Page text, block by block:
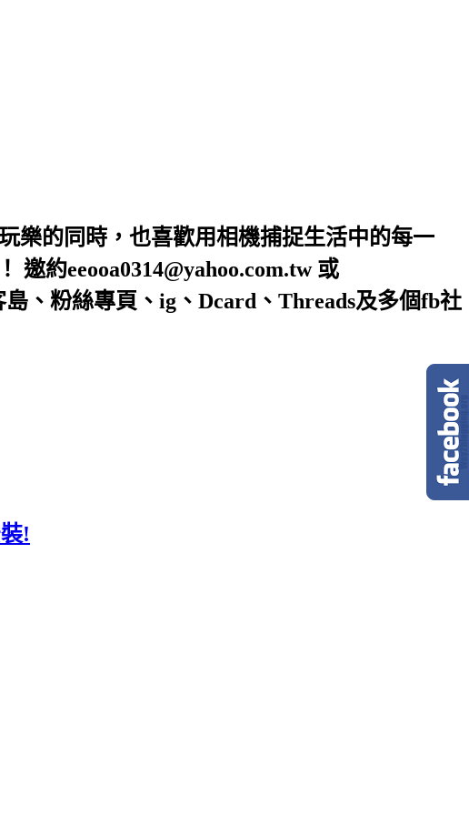
樂的同時，也喜歡用相機捕捉生活中的每一
約eeooa0314@yahoo.com.tw 或
、粉絲專頁、ig、Dcard、Threads及多個fb社
!